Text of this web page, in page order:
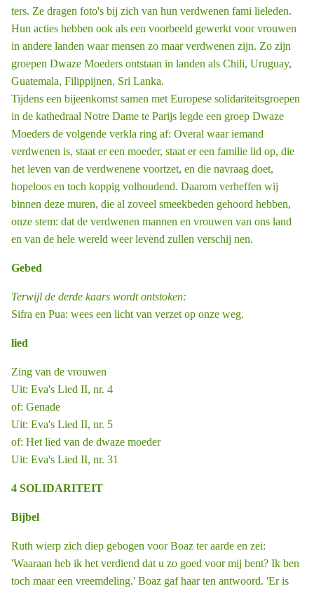
ters. Ze dragen foto's bij zich van hun verdwenen fami ­lieleden.
Hun acties hebben ook als een voorbeeld gewerkt voor vrouwen
in andere landen waar mensen zo maar verdwenen zijn. Zo zijn
groepen Dwaze Moeders ontstaan in landen als Chili, Uruguay,
Guatemala, Filippijnen, Sri Lanka.
Tijdens een bijeenkomst samen met Europese solidariteitsgroepen
in de kathe­draal Notre Dame te Parijs legde een groep Dwaze
Moeders de volgende verkla ­ring af: Overal waar iemand
verdwenen is, staat er een moeder, staat er een familie ­lid op, die
het leven van de verdwenene voortzet, en die navraag doet,
hopeloos en toch koppig volhoudend. Daarom verheffen wij
binnen deze muren, die al zoveel smeekbeden gehoord hebben,
onze stem: dat de verdwenen mannen en vrouwen van ons land
en van de hele wereld weer levend zullen verschij ­nen.
Gebed
Terwijl de derde kaars wordt ontstoken:
Sifra en Pua: wees een licht van verzet op onze weg.
lied
Zing van de vrouwen
Uit: Eva's Lied II, nr. 4
of: Genade
Uit: Eva's Lied II, nr. 5
of: Het lied van de dwaze moeder
Uit: Eva's Lied II, nr. 31
4 SOLIDARITEIT
Bijbel
Ruth wierp zich diep gebogen voor Boaz ter aarde en zei:
'Waaraan heb ik het verdiend dat u zo goed voor mij bent? Ik ben
toch maar een vreemdeling.' Boaz gaf haar ten antwoord. 'Er is